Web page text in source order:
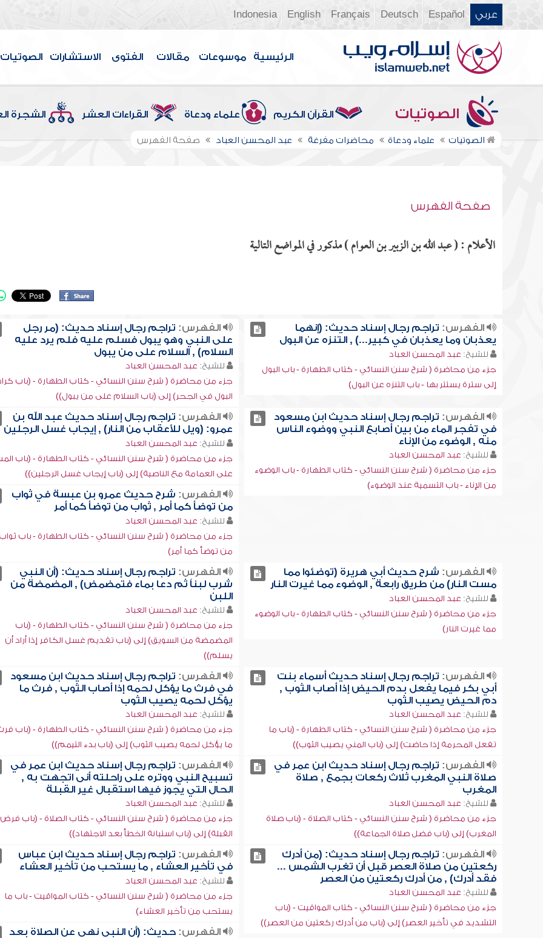
عربي Español
Deutsch
Français
English
Indonesia
الرئيسية موسوعات مقالات الفتوى الاستشارات الصوتيات
الصوتيات القرآن الكريم علماء ودعاة القراءات العشر الشجرة
الصوتيات علماء ودعاة محاضرات مفرغة عبد المحسن العباد صفحة الفهرس
صفحة الفهرس
الأعلام : ( عبد الله بن الزبير بن العوام ) مذكور في المواضع التالية
الفهرس: تراجم رجال إسناد حديث: (إنهما
يعذبان وما يعذبان في كبير...) , التنزه عن البول
للشيخ: عبد المحسن العباد
جزء من محاضرة ( شرح سنن النسائي - كتاب الطهارة - باب البول
إلى سترة يستتر بها - باب التنزه عن البول)
الفهرس: تراجم رجال إسناد حديث: (مر رجل
على النبي وهو يبول فسلم عليه فلم يرد عليه
السلام) , السلام على من يبول
للشيخ: عبد المحسن العباد
جزء من محاضرة ( شرح سنن النسائي - كتاب الطهارة - (باب
البول في الجحر) إلى (باب السلام على من يبول))
الفهرس: تراجم رجال إسناد حديث ابن مسعود
في تفجر الماء من بين أصابع النبي ووضوء الناس
منه , الوضوء من الإناء
للشيخ: عبد المحسن العباد
جزء من محاضرة ( شرح سنن النسائي - كتاب الطهارة - باب الوضوء
من الإناء - باب التسمية عند الوضوء)
الفهرس: تراجم رجال إسناد حديث عبد الله بن
عمرو: (ويل للأعقاب من النار) , إيجاب غسل الرجلين
للشيخ: عبد المحسن العباد
جزء من محاضرة ( شرح سنن النسائي - كتاب الطهارة - (باب
على العمامة مع الناصية) إلى (باب إيجاب غسل الرجلين))
الفهرس: شرح حديث عمرو بن عبسة في ثواب
من توضأ كما أمر , ثواب من توضأ كما أمر
للشيخ: عبد المحسن العباد
جزء من محاضرة ( شرح سنن النسائي - كتاب الطهارة - باب ثواب
من توضأ كما أمر)
الفهرس: شرح حديث أبي هريرة (توضئوا مما
مست النار) من طريق رابعة , الوضوء مما غيرت النار
للشيخ: عبد المحسن العباد
جزء من محاضرة ( شرح سنن النسائي - كتاب الطهارة - باب الوضوء
مما غيرت النار)
الفهرس: تراجم رجال إسناد حديث: (أن النبي
شرب لبناً ثم دعا بماء فتمضمض) , المضمضة من
اللبن
للشيخ: عبد المحسن العباد
جزء من محاضرة ( شرح سنن النسائي - كتاب الطهارة - (باب
المضمضة من السويق) إلى (باب تقديم غسل الكافر إذا أراد أن
يسلم))
الفهرس: تراجم رجال إسناد حديث أسماء بنت
أبي بكر فيما يفعل بدم الحيض إذا أصاب الثوب ,
دم الحيض يصيب الثوب
للشيخ: عبد المحسن العباد
جزء من محاضرة ( شرح سنن النسائي - كتاب الطهارة - (باب ما
تفعل المحرمة إذا حاضت) إلى (باب المني يصيب الثوب))
الفهرس: تراجم رجال إسناد حديث ابن مسعود
في فرث ما يؤكل لحمه إذا أصاب الثوب , فرث ما
يؤكل لحمه يصيب الثوب
للشيخ: عبد المحسن العباد
جزء من محاضرة ( شرح سنن النسائي - كتاب الطهارة - (باب
ما يؤكل لحمه يصيب الثوب) إلى (باب بدء التيمم))
الفهرس: تراجم رجال إسناد حديث ابن عمر في
صلاة النبي المغرب ثلاث ركعات بجمع , صلاة
المغرب
للشيخ: عبد المحسن العباد
جزء من محاضرة ( شرح سنن النسائي - كتاب الصلاة - (باب صلاة
المغرب) إلى (باب فضل صلاة الجماعة))
الفهرس: تراجم رجال إسناد حديث ابن عمر في
تسبيح النبي ووتره على راحلته أنى اتجهت به ,
الحال التي يجوز فيها استقبال غير القبلة
للشيخ: عبد المحسن العباد
جزء من محاضرة ( شرح سنن النسائي - كتاب الصلاة - (باب فرض
القبلة) إلى (باب استبانة الخطأ بعد الاجتهاد))
الفهرس: تراجم رجال إسناد حديث: (من أدرك
ركعتين من صلاة العصر قبل أن تغرب الشمس ...
فقد أدرك) , من أدرك ركعتين من العصر
للشيخ: عبد المحسن العباد
جزء من محاضرة ( شرح سنن النسائي - كتاب المواقيت - (باب
التشديد في تأخير العصر) إلى (باب من أدرك ركعتين من العصر))
الفهرس: تراجم رجال إسناد حديث ابن عباس
في تأخير العشاء , ما يستحب من تأخير العشاء
للشيخ: عبد المحسن العباد
جزء من محاضرة ( شرح سنن النسائي - كتاب المواقيت - باب ما
يستحب من تأخير العشاء)
الفهرس: حديث: (أن النبي نهى عن الصلاة بعد